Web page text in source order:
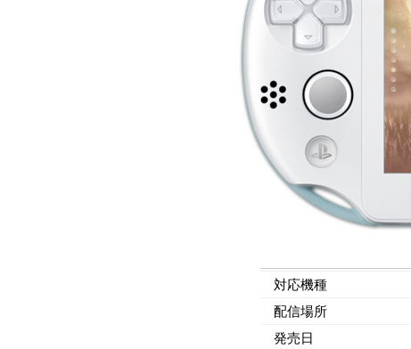
対応機種
配信場所
発売日